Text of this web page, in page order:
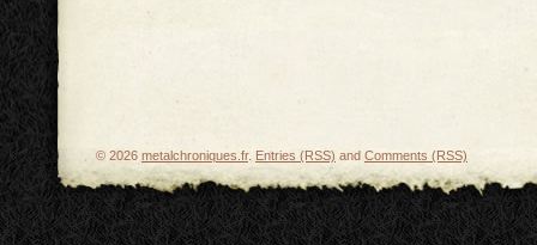
© 2026 metalchroniques.fr. Entries (RSS) and Comments (RSS)